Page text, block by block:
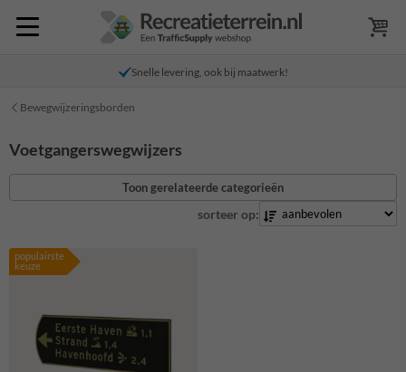
Snelle levering, ook bij maatwerk!
Bewegwijzeringsborden
Voetgangerswegwijzers
Toon gerelateerde categorieën
sorteer op:
populairste
keuze